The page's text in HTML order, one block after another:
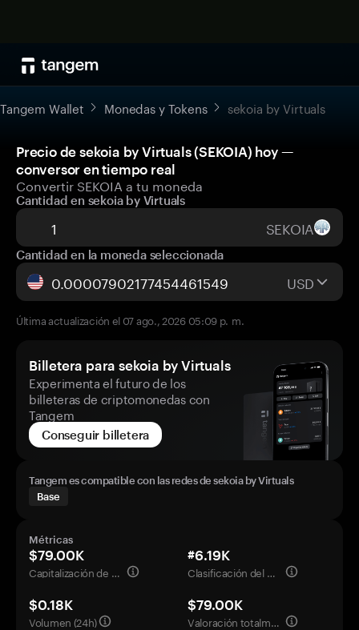
Tangem Wallet Monedas y Tokens sekoia by Virtuals
Precio de sekoia by Virtuals (SEKOIA) hoy —
conversor en tiempo real
Convertir SEKOIA a tu moneda
Cantidad en sekoia by Virtuals
SEKOIA
Cantidad en la moneda seleccionada
USD
Última actualización el 07 ago., 2026 05:09 p. m.
Billetera para sekoia by Virtuals
Experimenta el futuro de los
billeteras de criptomonedas con
Tangem
Conseguir billetera
Tangem es compatible con las redes de sekoia by Virtuals
Base
Métricas
$79.00K
Capitalización de mercado
#6.19K
Clasificación del mercado
$0.18K
Volumen (24h)
$79.00K
Valoración totalmente diluida